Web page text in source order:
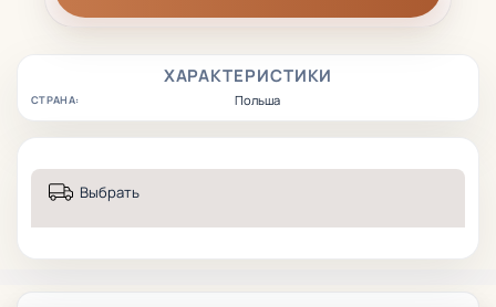
ХАРАКТЕРИСТИКИ
СТРАНА: Польша
Выбрать